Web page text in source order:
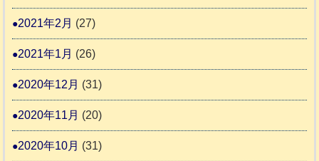
2021年2月 (27)
2021年1月 (26)
2020年12月 (31)
2020年11月 (20)
2020年10月 (31)